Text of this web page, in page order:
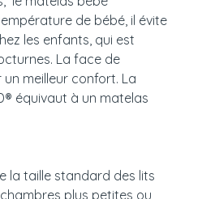
de bébé, il évite
les enfants, qui est
La face de
meilleur confort. La
équivaut à un matelas
la taille standard des lits
plus petites ou